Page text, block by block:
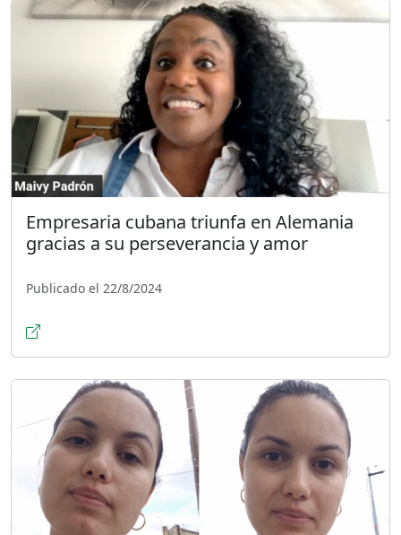
Empresaria cubana triunfa en Alemania
gracias a su perseverancia y amor
Publicado el 22/8/2024